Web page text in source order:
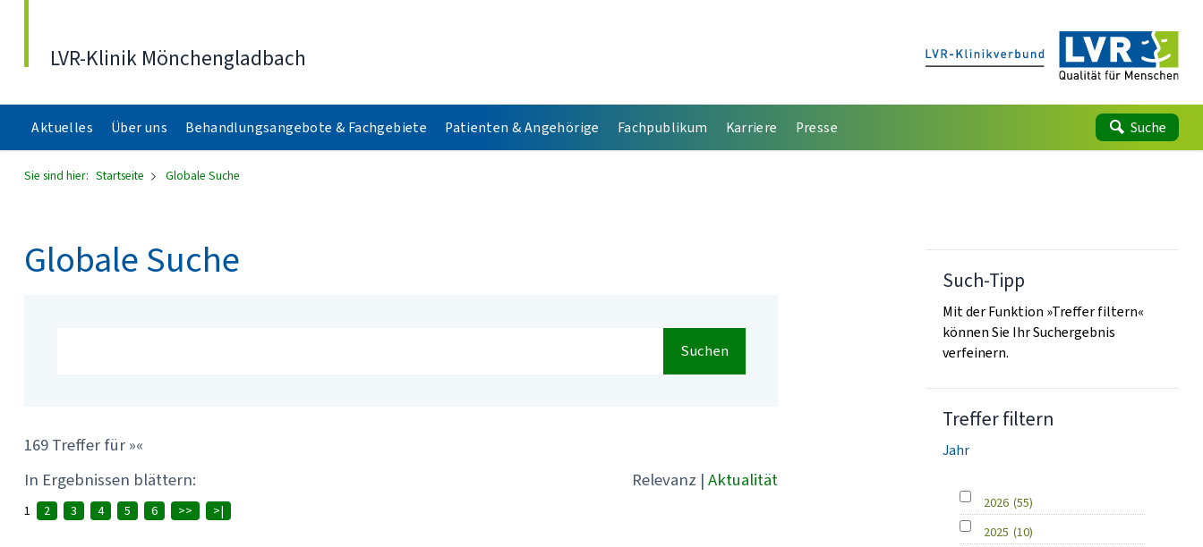
LVR-Klinik Mönchengladbach
Aktuelles Über uns Behandlungsangebote & Fachgebiete Patienten & Angehörige Fachpublikum Karriere Presse Suche
Sie sind hier: Startseite Globale Suche
Globale Suche
Suchen
169 Treffer für »«
In Ergebnissen blättern:
Relevanz | Aktualität
1 2 3 4 5 6 >> >|
Such-Tipp
Mit der Funktion »Treffer filtern«
können Sie Ihr Suchergebnis
verfeinern.
Treffer filtern
Jahr
2026 (55)
2025 (10)